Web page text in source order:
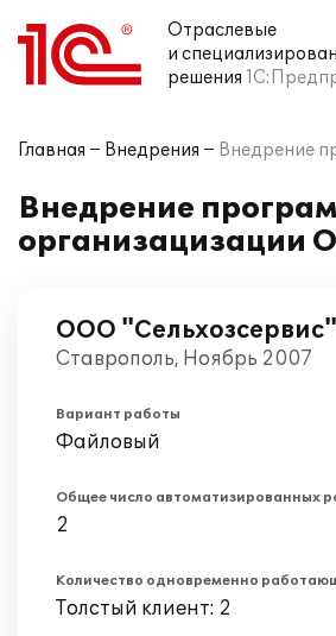
Отраслевые
и
решения
Главная Внедрения Внедрение
Внедрение
организацизации
ООО "Сельхозсервис"
Ставрополь, Ноябрь 2007
Вариант работы
Файловый
Общее число автоматизированных
2
Количество одновременно
Толстый клиент: 2